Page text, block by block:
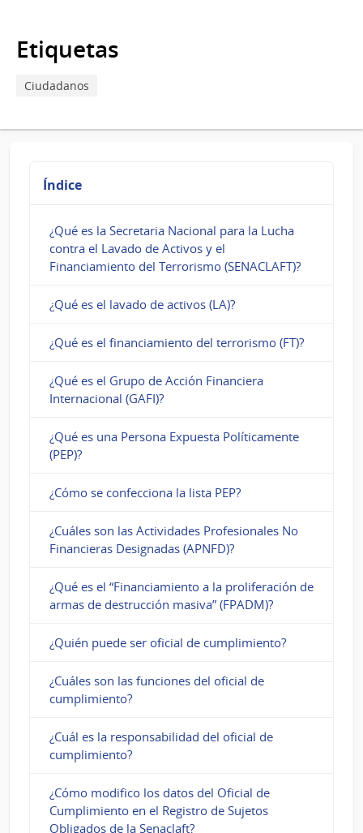
disponibles
los
cursos
de
Etiquetas
Ciudadanos
Índice
¿Qué es la Secretaria Nacional para la Lucha
contra el Lavado de Activos y el
Financiamiento del Terrorismo (SENACLAFT)?
¿Qué es el lavado de activos (LA)?
¿Qué es el financiamiento del terrorismo (FT)?
¿Qué es el Grupo de Acción Financiera
Internacional (GAFI)?
¿Qué es una Persona Expuesta Políticamente
(PEP)?
¿Cómo se confecciona la lista PEP?
¿Cuáles son las Actividades Profesionales No
Financieras Designadas (APNFD)?
¿Qué es el “Financiamiento a la proliferación de
armas de destrucción masiva” (FPADM)?
¿Quién puede ser oficial de cumplimiento?
¿Cuáles son las funciones del oficial de
cumplimiento?
¿Cuál es la responsabilidad del oficial de
cumplimiento?
¿Cómo modifico los datos del Oficial de
Cumplimiento en el Registro de Sujetos
Obligados de la Senaclaft?